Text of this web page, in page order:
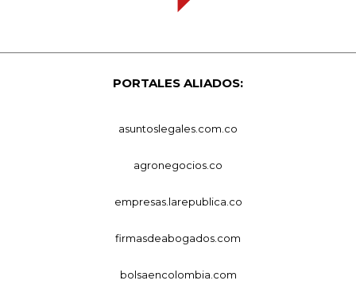
PORTALES ALIADOS:
asuntoslegales.com.co
agronegocios.co
empresas.larepublica.co
firmasdeabogados.com
bolsaencolombia.com